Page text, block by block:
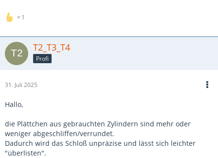
1
T2_T3_T4
Profi
31. Juli 2025
Hallo,
die Plättchen aus gebrauchten Zylindern sind mehr oder
weniger abgeschliffen/verrundet.
Dadurch wird das Schloß unpräzise und lässt sich leichter
"überlisten".